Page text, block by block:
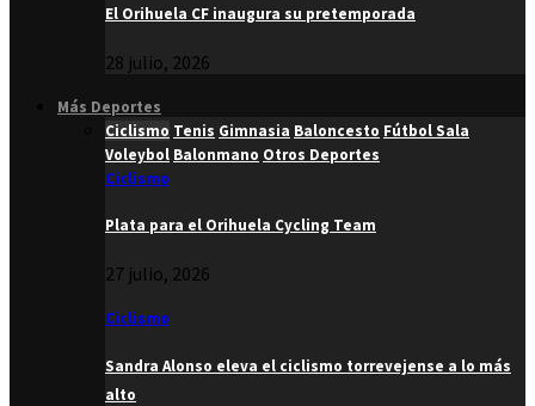
El Orihuela CF inaugura su pretemporada
28 julio, 2026
Más Deportes
Ciclismo Tenis Gimnasia Baloncesto Fútbol Sala
Voleybol Balonmano Otros Deportes
Ciclismo
Plata para el Orihuela Cycling Team
27 julio, 2026
Ciclismo
Sandra Alonso eleva el ciclismo torrevejense a lo más
alto